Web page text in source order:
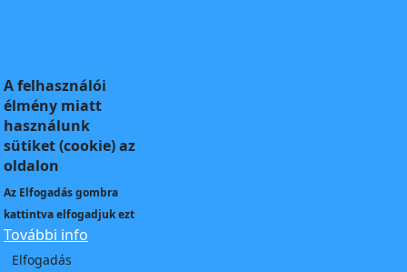
A felhasználói
élmény miatt
használunk
sütiket (cookie) az
oldalon
Az Elfogadásgombra
kattintva elfogadjuk ezt
További info
Elfogadás